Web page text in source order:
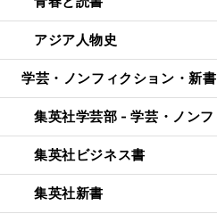
アジア人物史
学芸・ノンフィクション・新書
集英社学芸部 - 学芸・ノン
集英社ビジネス書
集英社新書